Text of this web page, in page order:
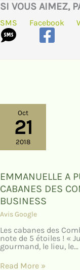
SI VOUS AIMEZ,
SMS Facebook
Oct
21
2018
EMMANUELLE A
CABANES DES
BUSINESS
Avis Google
Les cabanes des
note de 5 étoiles ! «
gourmand, le lieu, le…
Read More »